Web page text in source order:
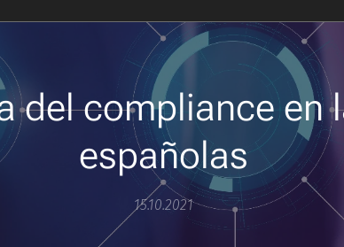
del compliance en
españolas
15.10.2021